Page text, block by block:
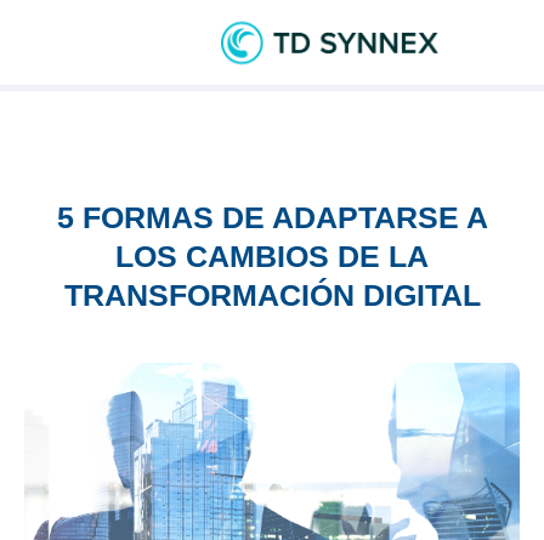
5 FORMAS DE ADAPTARSE A
LOS CAMBIOS DE LA
TRANSFORMACIÓN DIGITAL